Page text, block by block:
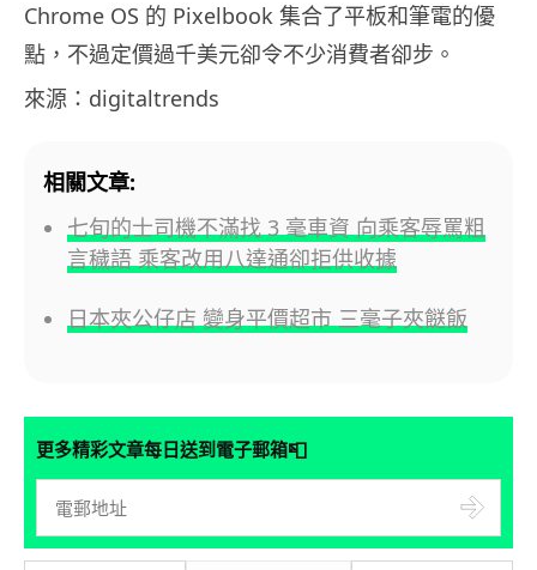
Chrome OS 的 Pixelbook 集合了平板和筆電的優
點，不過定價過千美元卻令不少消費者卻步。
來源：digitaltrends
相關文章:
七旬的士司機不滿找 3 毫車資 向乘客辱罵粗
言穢語 乘客改用八達通卻拒供收據
日本夾公仔店 變身平價超市 三毫子夾餸飯
更多精彩文章每日送到電子郵箱📮